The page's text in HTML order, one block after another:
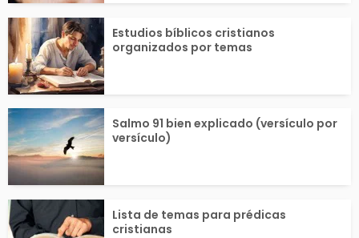
Estudios bíblicos cristianos
organizados por temas
Salmo 91 bien explicado (versículo por
versículo)
Lista de temas para prédicas
cristianas